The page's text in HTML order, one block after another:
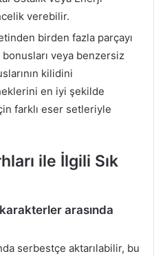
verebilir.
birden fazla parçayı
veya benzersiz
kilidini
en iyi şekilde
farklı eser setleriyle
ile İlgili Sık
arasında
serbestçe aktarılabilir, bu